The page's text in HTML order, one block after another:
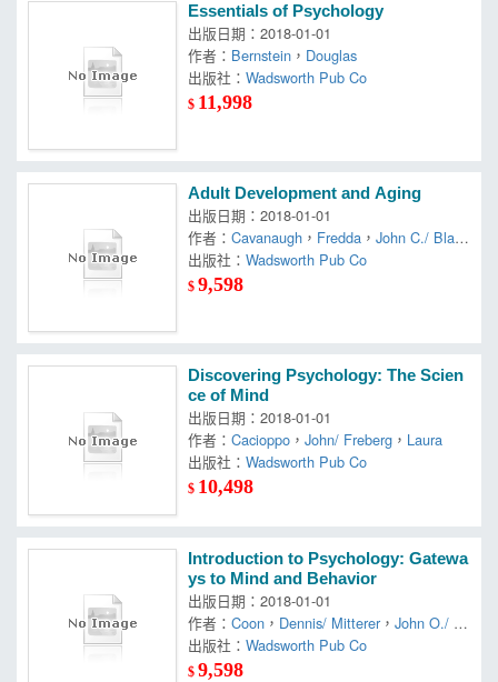
Essentials of Psychology
出版日期：2018-01-01
作者： Bernstein ， Douglas
出版社：Wadsworth Pub Co
$ 11,998
Adult Development and Aging
出版日期：2018-01-01
作者：Cavanaugh ， Fredda ，John C./ Blanc
hard-Fields
出版社：Wadsworth Pub Co
$9,598
Discovering Psychology: The Scien
ce of Mind
出版日期：2018-01-01
作者：Cacioppo ，John/ Freberg ， Laura
出版社：Wadsworth Pub Co
$ 10,498
Introduction to Psychology: Gatewa
ys to Mind and Behavior
出版日期：2018-01-01
作者：Coon ， Dennis/ Mitterer ，John O./ M
artini， Tanya S.
出版社：Wadsworth Pub Co
$9,598